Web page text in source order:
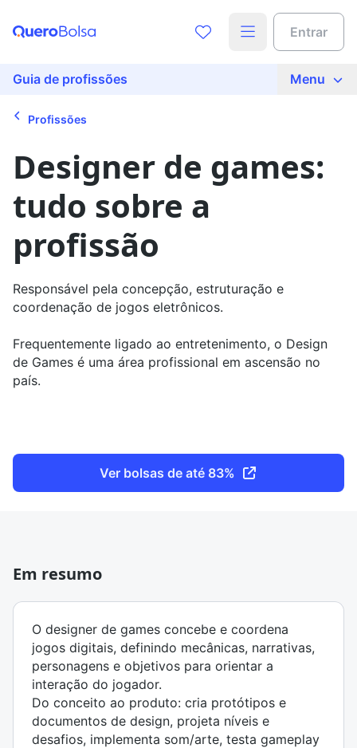
Entrar
Guia de profissões Menu
Profissões
Designer de games:
tudo sobre a
profissão
Responsável pela concepção, estruturação e
coordenação de jogos eletrônicos.
Frequentemente ligado ao entretenimento, o Design
de Games é uma área profissional em ascensão no
país.
Ver bolsas de até 83%
Em resumo
O designer de games concebe e coordena
jogos digitais, definindo mecânicas, narrativas,
personagens e objetivos para orientar a
interação do jogador.
Do conceito ao produto: cria protótipos e
documentos de design, projeta níveis e
desafios, implementa som/arte, testa gameplay
Acesse o conteúdo completo
Preencha seus dados para liberar o acesso
Telefone
privacidade
Ver agora